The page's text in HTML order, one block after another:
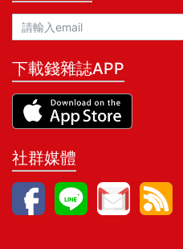
下載錢雜誌APP
社群媒體